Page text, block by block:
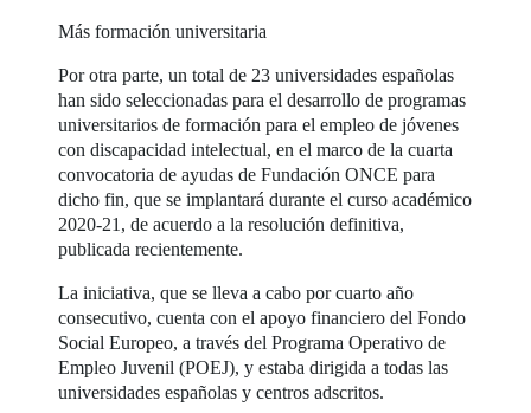
Más formación universitaria
Por otra parte, un total de 23 universidades españolas
han sido seleccionadas para el desarrollo de programas
universitarios de formación para el empleo de jóvenes
con discapacidad intelectual, en el marco de la cuarta
convocatoria de ayudas de Fundación ONCE para
dicho fin, que se implantará durante el curso académico
2020-21, de acuerdo a la resolución definitiva,
publicada recientemente.
La iniciativa, que se lleva a cabo por cuarto año
consecutivo, cuenta con el apoyo financiero del Fondo
Social Europeo, a través del Programa Operativo de
Empleo Juvenil (POEJ), y estaba dirigida a todas las
universidades españolas y centros adscritos.